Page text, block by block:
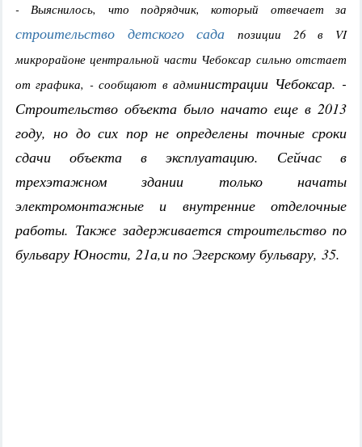
- Выяснилось, что подрядчик, который отвечает за
строительство детского сада позиции 26 в VI
микрорайоне центральной части Чебоксар сильно отстает
от графика, - сообщают в администрации Чебоксар. -
Строительство объекта было начато еще в 2013
году, но до сих пор не определены точные сроки
сдачи объекта в эксплуатацию. Сейчас в
трехэтажном здании только начаты
электромонтажные и внутренние отделочные
работы. Также задерживается строительство по
бульвару Юности, 21а,и по Эгерскому бульвару, 35.